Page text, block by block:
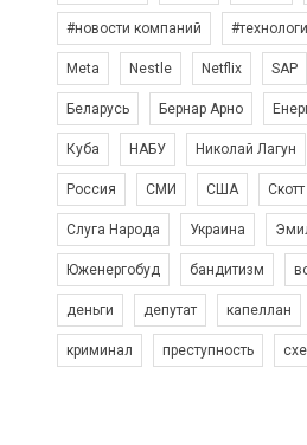
#новости компаний
Meta Nestle Netflix SAP
Беларусь Бернар Арно
Куба НАБУ Николай Лагун
Россия СМИ США
Слуга Народа Украина
Юженергобуд бандитизм
деньги депутат капеллан
криминал преступность